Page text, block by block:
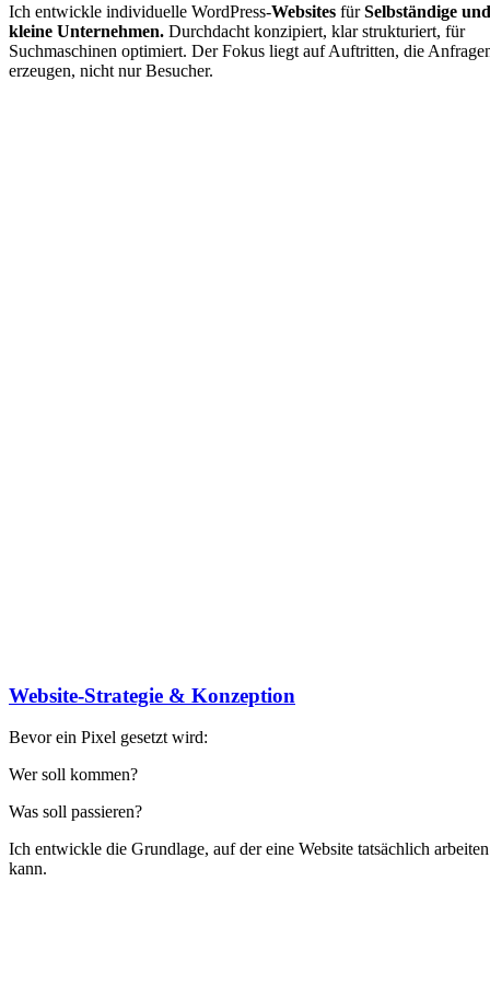
Ich entwickle individuelle WordPress-Websites fürSelbständige und
kleine Unternehmen. Durchdacht konzipiert, klar strukturiert, für
Suchmaschinen optimiert. Der Fokus liegt auf Auftritten, die
erzeugen, nicht nur Besucher.
Website-Strategie & Konzeption
Bevor ein Pixel gesetzt wird:
Wer soll kommen?
Was soll passieren?
Ich entwickle die Grundlage, auf der eine Website tatsächlich arbeiten
kann.